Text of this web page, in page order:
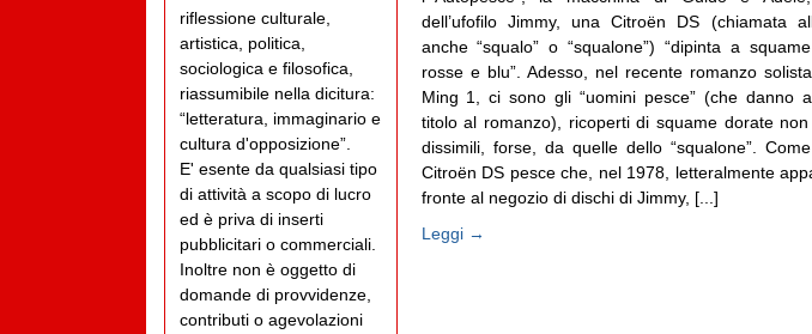
dell’ufofilo Jimmy, una Citroën DS (chiamata
anche “squalo” o “squalone”) “dipinta a
rosse e blu”. Adesso, nel recente romanzo
Ming 1, ci sono gli “uomini pesce” (che danno
titolo al romanzo), ricoperti di squame dorate
dissimili, forse, da quelle dello “squalone”.
Citroën DS pesce che, nel 1978, letteralmente
fronte al negozio di dischi di Jimmy, [...]
Leggi →
riflessione culturale,
artistica, politica,
sociologica e filosofica,
riassumibile nella dicitura:
“letteratura, immaginario e
cultura d'opposizione”.
E' esente da qualsiasi tipo
di attività a scopo di lucro
ed è priva di inserti
pubblicitari o commerciali.
Inoltre non è oggetto di
domande di provvidenze,
contributi o agevolazioni